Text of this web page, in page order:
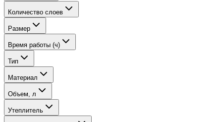
Количество слоев
Размер
Время работы (ч)
Тип
Материал
Объем, л
Утеплитель